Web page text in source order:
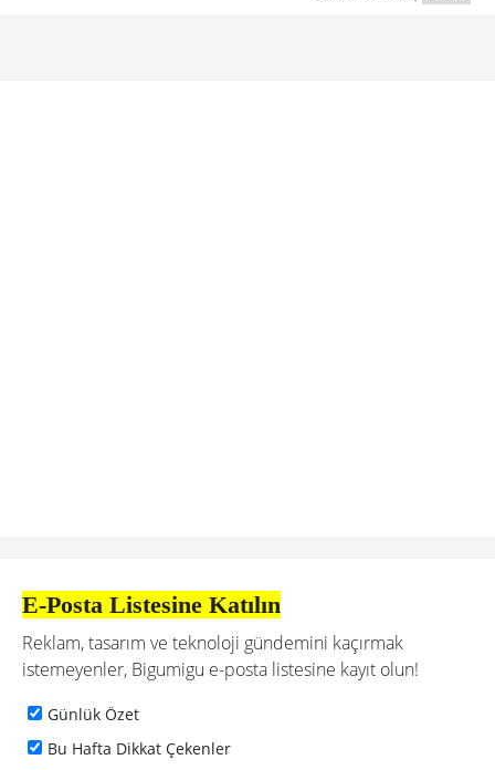
E-Posta Listesine Katılın
Reklam, tasarım ve teknoloji gündemini kaçırmak
istemeyenler, Bigumigu e-posta listesine kayıt olun!
Günlük Özet
Bu Hafta Dikkat Çekenler